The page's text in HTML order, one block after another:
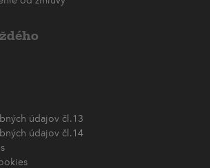
údajov čl.13
údajov čl.14